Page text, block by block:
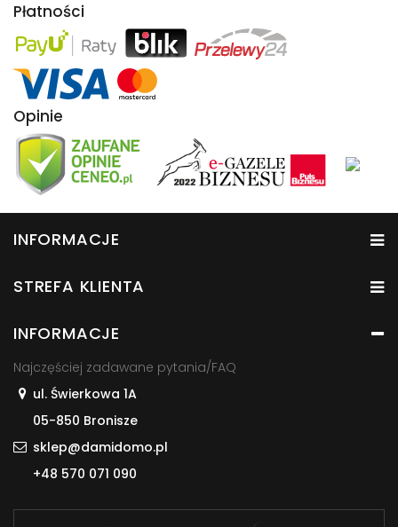
Płatności
Opinie
INFORMACJE
STREFA KLIENTA
INFORMACJE
Najczęściej zadawane pytania/FAQ
ul. Świerkowa 1A
05-850 Bronisze
sklep@damidomo.pl
+48 570 071 090